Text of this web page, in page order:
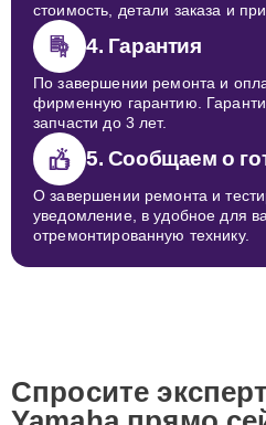
стоимость, детали заказа и
4. Гарантия
По завершении ремонта и
фирменную гарантию.
запчасти до 3 лет.
5. Сообщаем о
О завершении ремонта и
уведомление, в удобное для
отремонтированную технику.
Спросите